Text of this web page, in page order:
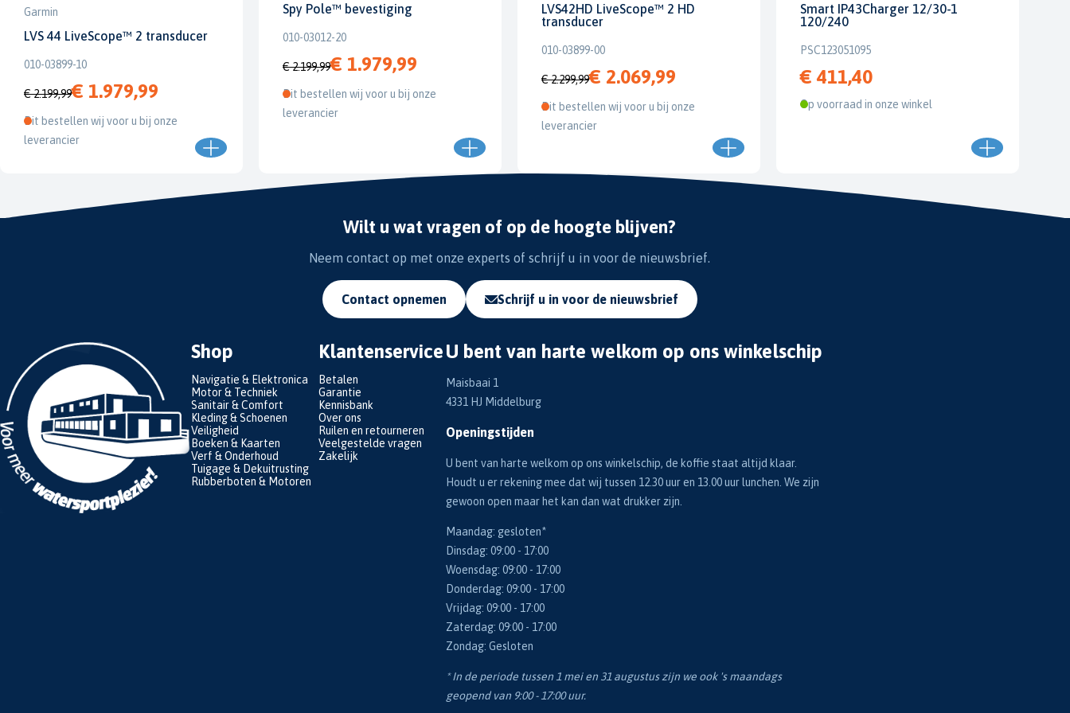
Garmin
LVS 44 LiveScope™ 2 transducer
010-03899-10
€ 2.199,99€ 1.979,99
Dit bestellen wij voor u bij onze
leverancier
Spy Pole™ bevestiging
010-03012-20
€ 2.199,99€ 1.979,99
Dit bestellen wij voor u bij onze
leverancier
LVS42HD LiveScope™ 2 HD
transducer
010-03899-00
€ 2.299,99€ 2.069,99
Dit bestellen wij voor u bij onze
leverancier
Smart IP43Charger 12/30-1
120/240
PSC123051095
€ 411,40
Op voorraad in onze winkel
Wilt u wat vragen of op de hoogte blijven?
Neem contact op met onze experts of schrijf u in voor de nieuwsbrief.
Contact opnemen Schrijf u in voor de nieuwsbrief
Shop
Navigatie & Elektronica
Motor & Techniek
Sanitair & Comfort
Kleding & Schoenen
Veiligheid
Boeken & Kaarten
Verf & Onderhoud
Tuigage & Dekuitrusting
Rubberboten & Motoren
Klantenservice
Betalen
Garantie
Kennisbank
Over ons
Ruilen en retourneren
Veelgestelde vragen
Zakelijk
U bent van harte welkom op ons winkelschip
Maisbaai 1
4331 HJ Middelburg
Openingstijden
U bent van harte welkom op ons winkelschip, de koffie staat altijd klaar.
Houdt u er rekening mee dat wij tussen 12.30 uur en 13.00 uur lunchen. We zijn
gewoon open maar het kan dan wat drukker zijn.
Maandag: gesloten*
Dinsdag: 09:00 - 17:00
Woensdag: 09:00 - 17:00
Donderdag: 09:00 - 17:00
Vrijdag: 09:00 - 17:00
Zaterdag: 09:00 - 17:00
Zondag: Gesloten
* In de periode tussen 1 mei en 31 augustus zijn we ook 's maandags
geopend van 9:00 - 17:00 uur.